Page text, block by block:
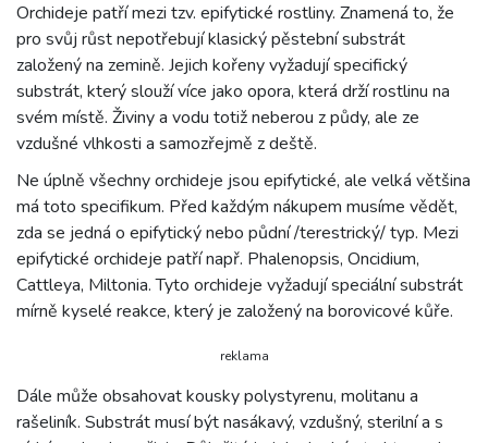
Orchideje patří mezi tzv. epifytické rostliny. Znamená to, že
pro svůj růst nepotřebují klasický pěstební substrát
založený na zemině. Jejich kořeny vyžadují specifický
substrát, který slouží více jako opora, která drží rostlinu na
svém místě. Živiny a vodu totiž neberou z půdy, ale ze
vzdušné vlhkosti a samozřejmě z deště.
Ne úplně všechny orchideje jsou epifytické, ale velká většina
má toto specifikum. Před každým nákupem musíme vědět,
zda se jedná o epifytický nebo půdní /terestrický/ typ. Mezi
epifytické orchideje patří např. Phalenopsis, Oncidium,
Cattleya, Miltonia. Tyto orchideje vyžadují speciální substrát
mírně kyselé reakce, který je založený na borovicové kůře.
reklama
Dále může obsahovat kousky polystyrenu, molitanu a
rašeliník. Substrát musí být nasákavý, vzdušný, sterilní a s